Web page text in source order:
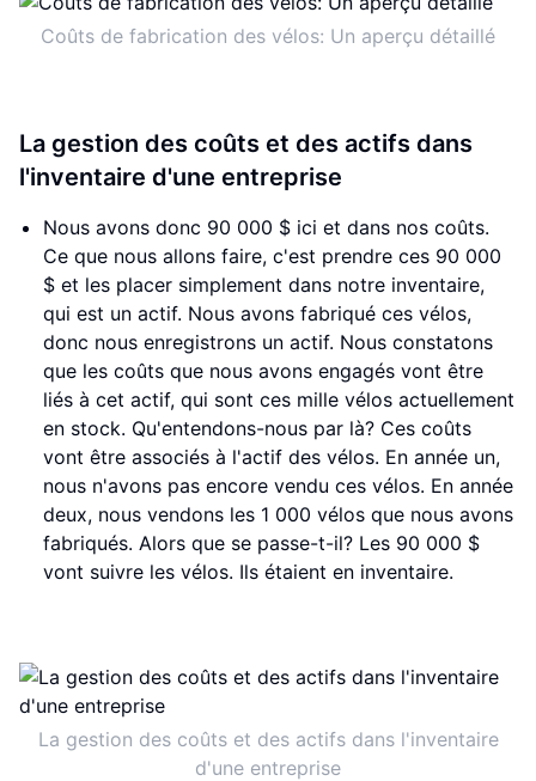
Coûts de fabrication des vélos: Un aperçu détaillé
La gestion des coûts et des actifs dans
l'inventaire d'une entreprise
Nous avons donc 90 000 $ ici et dans nos coûts.
Ce que nous allons faire, c'est prendre ces 90 000
$ et les placer simplement dans notre inventaire,
qui est un actif. Nous avons fabriqué ces vélos,
donc nous enregistrons un actif. Nous constatons
que les coûts que nous avons engagés vont être
liés à cet actif, qui sont ces mille vélos actuellement
en stock. Qu'entendons-nous par là? Ces coûts
vont être associés à l'actif des vélos. En année un,
nous n'avons pas encore vendu ces vélos. En année
deux, nous vendons les 1 000 vélos que nous avons
fabriqués. Alors que se passe-t-il? Les 90 000 $
vont suivre les vélos. Ils étaient en inventaire.
La gestion des coûts et des actifs dans l'inventaire
d'une entreprise